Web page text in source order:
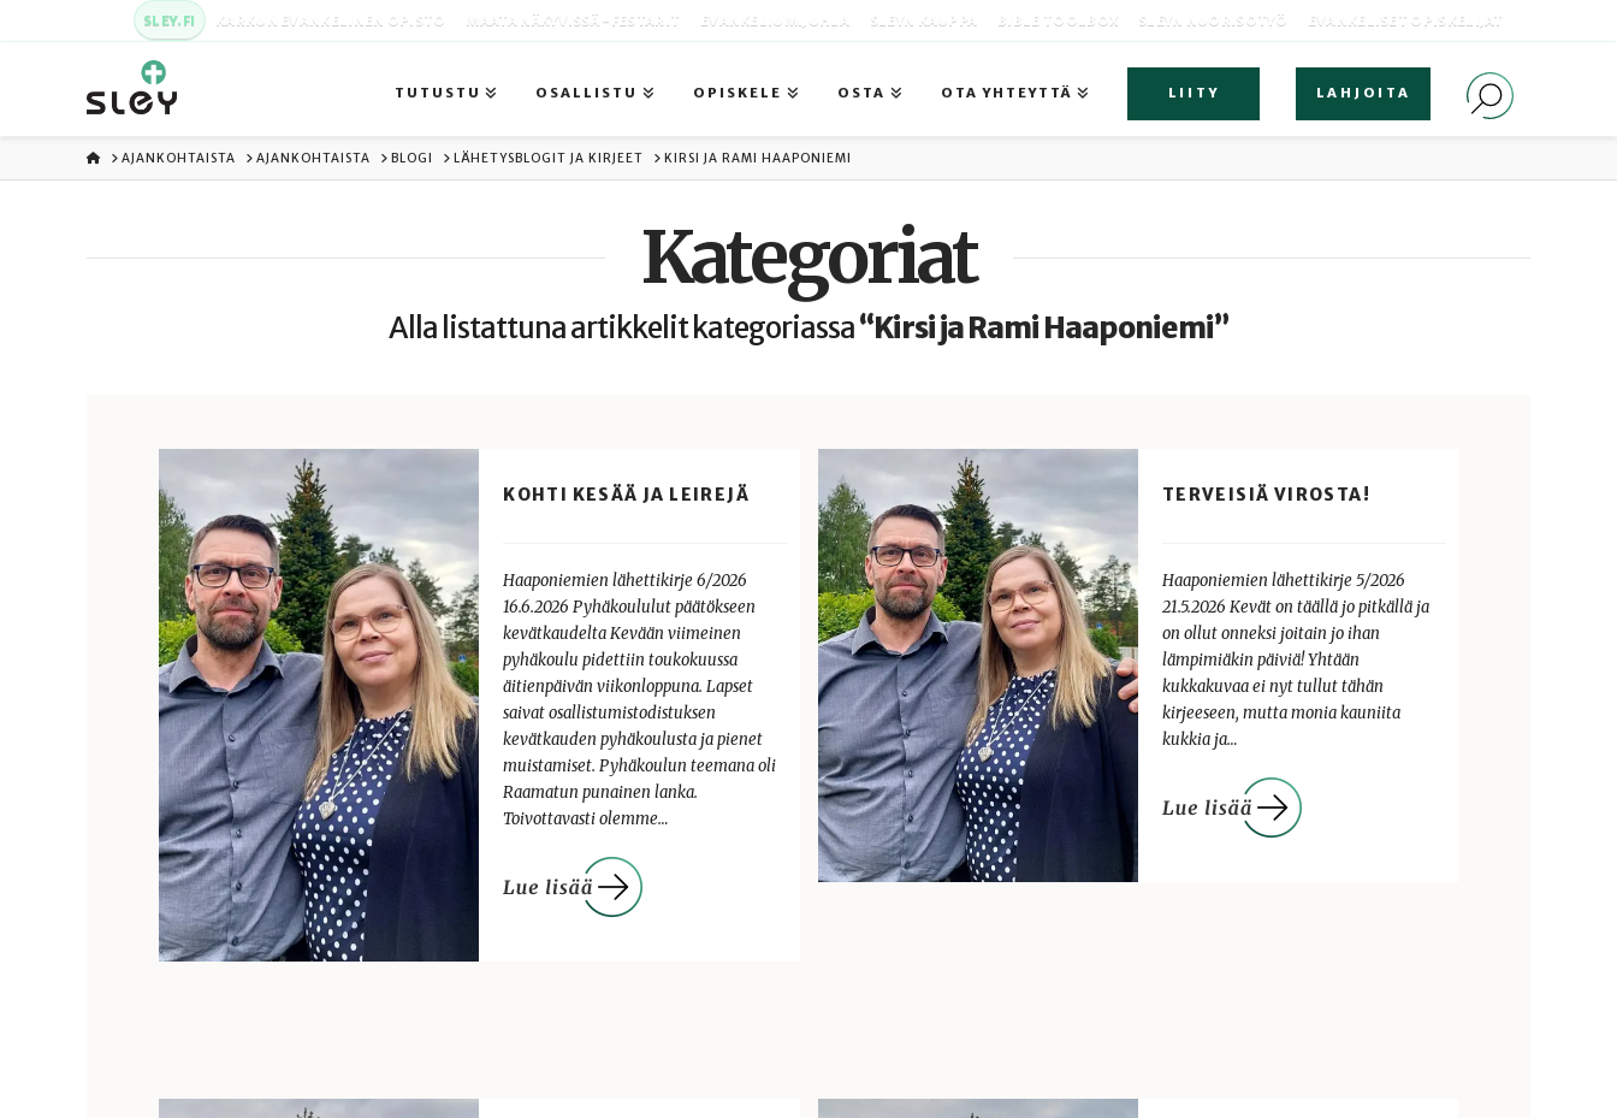
SLEY.FI KARKUN EVANKELINEN OPISTO MAATA NÄKYVISSÄ -FESTARIT EVANKELIUMIJUHLA SLEYN KAUPPA BIBLE TOOLBOX SLEYN NUORISOTYÖ EVANKELISET OPISKELIJAT
TUTUSTU OSALLISTU OPISKELE OSTA OTA YHTEYTTÄ LIITY LAHJOITA
ETUSIVU
AJANKOHTAISTA AJANKOHTAISTA BLOGI LÄHETYSBLOGIT JA KIRJEET KIRSI JA RAMI HAAPONIEMI
Kategoriat
Alla listattuna artikkelit kategoriassa“Kirsi ja Rami Haaponiemi”
KOHTI KESÄÄ JA LEIREJÄ
Haaponiemien lähettikirje 6/2026
16.6.2026 Pyhäkoululut päätökseen
kevätkaudelta Kevään viimeinen
pyhäkoulu pidettiin toukokuussa
äitienpäivän viikonloppuna. Lapset
saivat osallistumistodistuksen
kevätkauden pyhäkoulusta ja pienet
muistamiset. Pyhäkoulun teemana oli
Raamatun punainen lanka.
Toivottavasti olemme…
TERVEISIÄ VIROSTA!
Haaponiemien lähettikirje 5/2026
21.5.2026 Kevät on täällä jo pitkällä ja
on ollut onneksi joitain jo ihan
lämpimiäkin päiviä! Yhtään
kukkakuvaa ei nyt tullut tähän
kirjeeseen, mutta monia kauniita
kukkia ja…